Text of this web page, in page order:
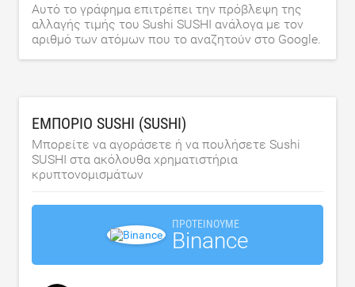
Αυτό το γράφημα επιτρέπει την πρόβλεψη της
αλλαγής τιμής του Sushi SUSHI ανάλογα με τον
αριθμό των ατόμων που το αναζητούν στο Google.
ΕΜΠΌΡΙΟ SUSHI (SUSHI)
Μπορείτε να αγοράσετε ή να πουλήσετε Sushi
SUSHI στα ακόλουθα χρηματιστήρια
κρυπτονομισμάτων
ΠΡΟΤΕΊΝΟΥΜΕ
Binance